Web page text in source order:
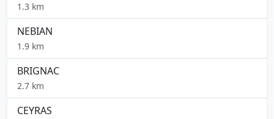
1.3 km
NEBIAN
1.9 km
BRIGNAC
2.7 km
CEYRAS